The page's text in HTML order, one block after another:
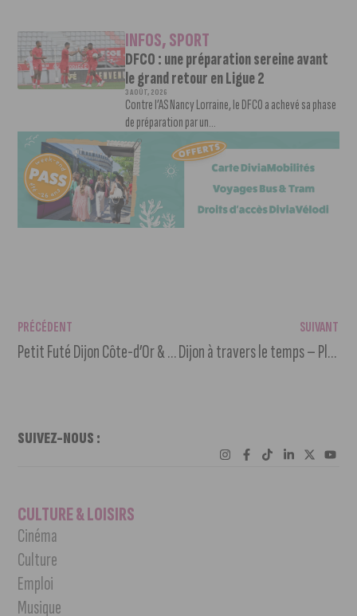
INFOS,SPORT
DFCO : une préparation sereine avant
le grand retour en Ligue 2
3 AOÛT, 2026
Contre l’AS Nancy Lorraine, le DFCO a achevé sa phase
de préparation par un...
PRÉCÉDENT
Petit Futé Dijon Côte-d’Or & Petit Futé Bourgogne disponibles
SUIVANT
Dijon à travers le temps – Place Darcy et Avenue Foch
SUIVEZ-NOUS :
CULTURE & LOISIRS
Cinéma
Culture
Emploi
Musique